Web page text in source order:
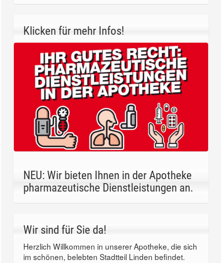
Klicken für mehr Infos!
NEU: Wir bieten Ihnen in der Apotheke
pharmazeutische Dienstleistungen an.
Wir sind für Sie da!
Herzlich Willkommen in unserer Apotheke, die sich
im schönen, belebten Stadtteil Linden befindet.